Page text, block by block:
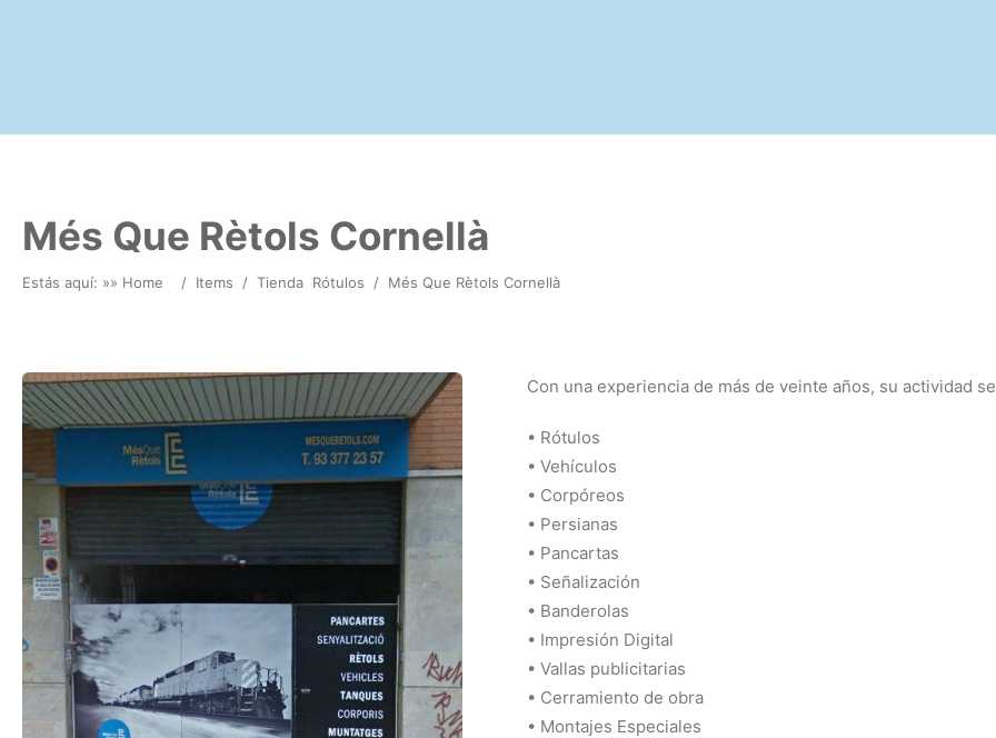
Més Que Rètols Cornellà
Estás aquí: »» Home / Items / Tienda Rótulos / Més Que Rètols Cornellà
Con una experiencia de más de veinte años, su actividad
• Rótulos
• Vehículos
• Corpóreos
• Persianas
• Pancartas
• Señalización
• Banderolas
• Impresión Digital
• Vallas publicitarias
• Cerramiento de obra
• Montajes Especiales